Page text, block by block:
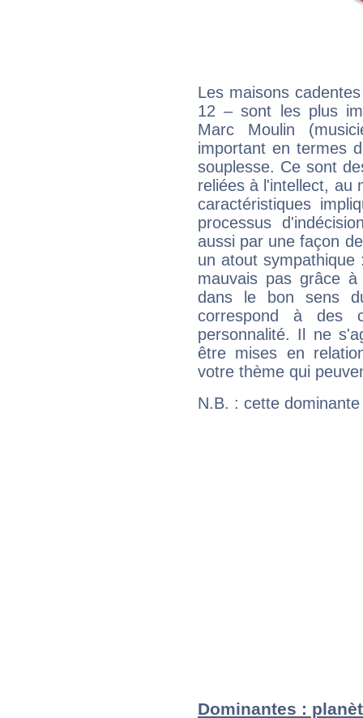
Les maisons
12 – sont les plus
Marc Moulin
important en termes
souplesse. Ce sont
reliées à l'intellect, au
caractéristiques
processus
aussi par une façon
un atout
mauvais pas grâce
dans le bon sens
correspond à des
personnalité. Il ne
être mises en
votre thème qui
N.B. : cette
Dominantes :